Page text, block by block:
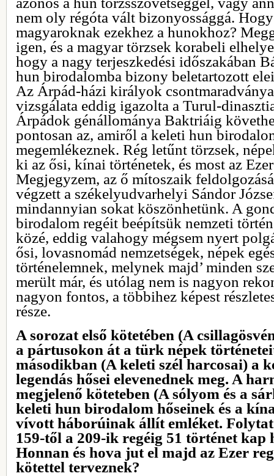
nem oly régóta vált bizonyossággá.
magyaroknak ezekhez a hunokhoz?
igen, és a magyar törzsek korabeli
hogy a nagy terjeszkedési időszakában
hun birodalomba bizony beletartozott
Az Árpád-házi királyok
vizsgálata eddig igazolta a Turul-
Árpádok génállománya Baktriáig
pontosan az, amiről a keleti hun
megemlékeznek. Rég letűnt törzsek,
ki az ősi, kínai történetek, és most az
Megjegyzem, az ő mítoszaik
végzett a székelyudvarhelyi Sándor
mindannyian sokat köszönhetünk. A
birodalom regéit beépítsük nemzeti
közé, eddig valahogy mégsem nyert
ősi, lovasnomád nemzetségek, népek
történelemnek, melynek majd’ minden
merült már, és utólag nem is nagyon
nagyon fontos, a többihez képest
része.
A sorozat első kötetében (A
a pártusokon át a türk népek
másodikban (A keleti szél harcosai) a
legendás hősei elevenednek meg. A
megjelenő köteteben (A sólyom és a
keleti hun birodalom hőseinek és a
vívott háborúinak állít emléket.
159-től a 209-ik regéig 51 történet kap
Honnan és hova jut el majd az Ezer
kötettel terveznek?